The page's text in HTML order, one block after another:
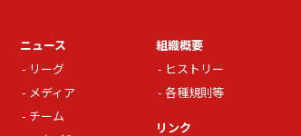
ニュース
リーグ
メディア
チーム
組織概要
ヒストリー
各種規則等
リンク